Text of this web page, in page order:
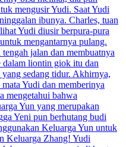
mengusir Yudi. Saat Yudi
ibunya. Charles, tuan
Yudi diusir berpura-pura
mengantarnya pulang.
jalan dan membuatnya
dalam liontin giok itu dan
sedang tidur. Akhirnya,
Yudi dan memberinya
mengetahui bahwa
Yun yang merupakan
Yeni pun berhutang budi
Keluarga Yun untuk
Keluarga Zhang! Yudi